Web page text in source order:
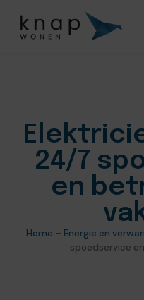
24/7
en
Home – Energie en
spoedservice